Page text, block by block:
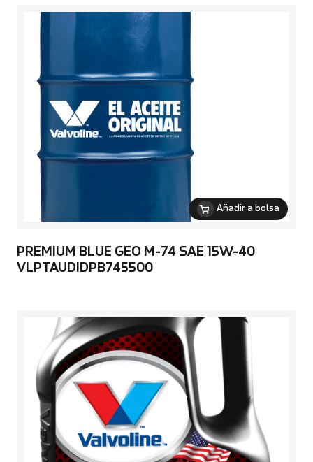
Añadir a bolsa
PREMIUM BLUE GEO M-74 SAE 15W-40
VLPTAUDIDPB745500